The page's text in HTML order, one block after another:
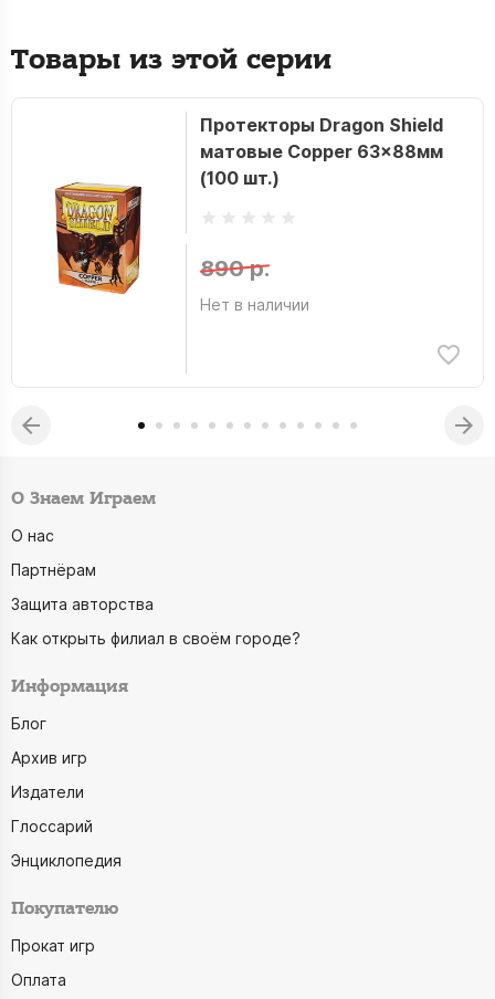
Товары из этой серии
Протекторы Dragon Shield
матовые Copper 63x88мм
(100 шт.)
890 р.
Нет в наличии
О Знаем Играем
О нас
Партнёрам
Защита авторства
Как открыть филиал в своём городе?
Информация
Блог
Архив игр
Издатели
Глоссарий
Энциклопедия
Покупателю
Прокат игр
Оплата